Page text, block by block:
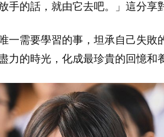
手的話，就由它去吧。」這分享
一需要學習的事，坦承自己失敗
力的時光，化成最珍貴的回憶和